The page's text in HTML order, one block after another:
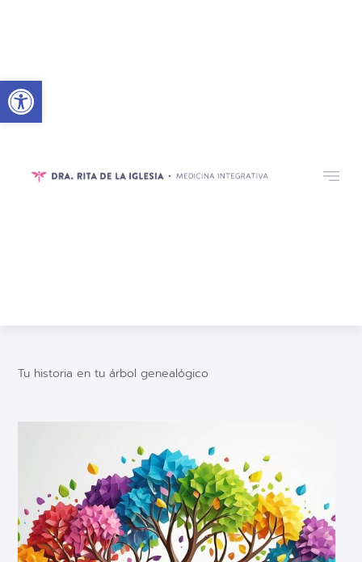
Tu historia en tu árbol genealógico
Abrir barra de herramientas